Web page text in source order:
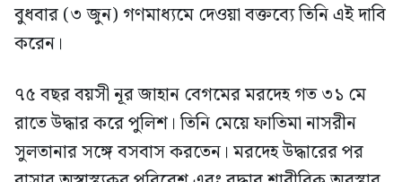
বুধবার (৩ জুন) গণমাধ্যমে দেওয়া বক্তব্যে তিনি এই দাবি
করেন।
৭৫ বছর বয়সী নূর জাহান বেগমের মরদেহ গত ৩১ মে
রাতে উদ্ধার করে পুলিশ। তিনি মেয়ে ফাতিমা নাসরীন
সুলতানার সঙ্গে বসবাস করতেন। মরদেহ উদ্ধারের পর